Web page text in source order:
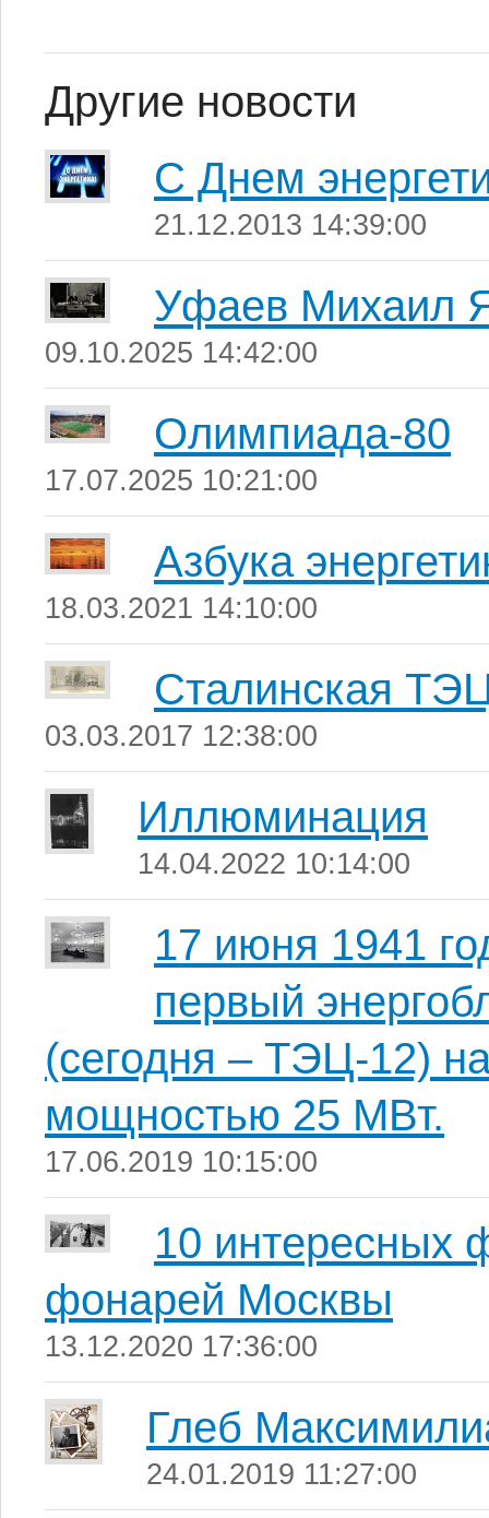
Другие новости
С Днем
21.12.2013 14:39:00
Уфаев Михаил
09.10.2025 14:42:00
Олимпиада-80
17.07.2025 10:21:00
Азбука
18.03.2021 14:10:00
Сталинская
03.03.2017 12:38:00
Иллюминация
14.04.2022 10:14:00
17 июня 1941
первый
(сегодня – ТЭЦ-12)
мощностью 25 МВт.
17.06.2019 10:15:00
10 интересных
фонарей Москвы
13.12.2020 17:36:00
Глеб
24.01.2019 11:27:00